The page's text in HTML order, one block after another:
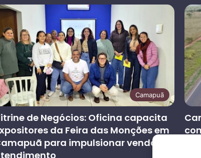
Camapuã
de Negócios: Oficina capacita
da Feira das Monções em
para impulsionar vendas e